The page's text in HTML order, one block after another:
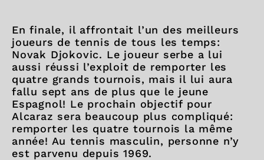
En finale, il affrontait l’un des meilleurs
joueurs de tennis de tous les temps:
Novak Djokovic. Le joueur serbe a lui
aussi réussi l’exploit de remporter les
quatre grands tournois, mais il lui aura
fallu sept ans de plus que le jeune
Espagnol! Le prochain objectif pour
Alcaraz sera beaucoup plus compliqué:
remporter les quatre tournois la même
année! Au tennis masculin, personne n’y
est parvenu depuis 1969.